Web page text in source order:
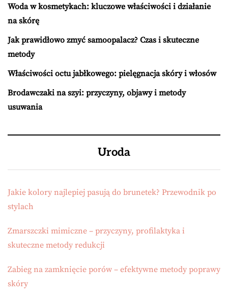
Woda w kosmetykach: kluczowe właściwości i działanie
na skórę
Jak prawidłowo zmyć samoopalacz? Czas i skuteczne
metody
Właściwości octu jabłkowego: pielęgnacja skóry i włosów
Brodawczaki na szyi: przyczyny, objawy i metody
usuwania
Uroda
Jakie kolory najlepiej pasują do brunetek? Przewodnik po
stylach
Zmarszczki mimiczne – przyczyny, profilaktyka i
skuteczne metody redukcji
Zabieg na zamknięcie porów – efektywne metody poprawy
skóry